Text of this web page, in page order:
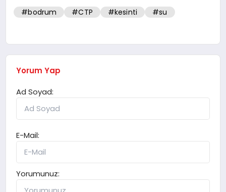
#bodrum #CTP #kesinti #su
Yorum Yap
Ad Soyad:
E-Mail:
Yorumunuz: